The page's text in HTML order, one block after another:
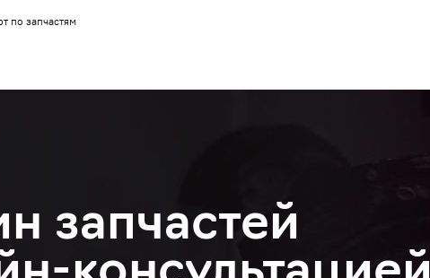
по запчастям
запчастей